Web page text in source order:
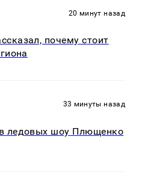
20 минут назад
почему стоит
33 минуты назад
ледовых шоу Плющенко